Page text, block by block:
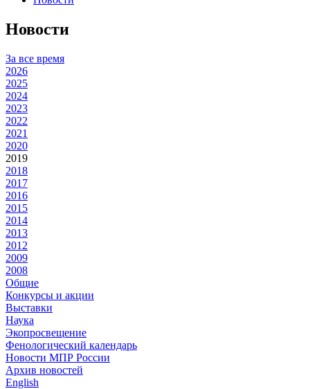
Новости
За все время
2026
2025
2024
2023
2022
2021
2020
2019
2018
2017
2016
2015
2014
2013
2012
2009
2008
Общие
Конкурсы и акции
Выставки
Наука
Экопросвещение
Фенологический календарь
Новости МПР России
Архив новостей
English